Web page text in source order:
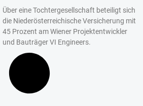
Über eine Tochtergesellschaft beteiligt sich
die Niederösterreichische Versicherung mit
45 Prozent am Wiener Projektentwickler
und Bauträger VI Engineers.